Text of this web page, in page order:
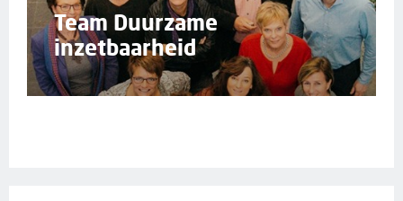
Team Duurzame
inzetbaarheid